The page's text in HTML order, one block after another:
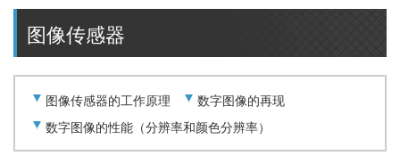
图像传感器
图像传感器的工作原理
数字图像的再现
数字图像的性能（分辨率和颜色分辨率）